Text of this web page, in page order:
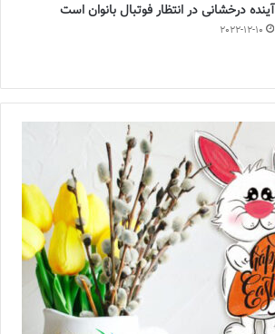
آینده درخشانی در انتظار فوتبال بانوان است
2022-12-10